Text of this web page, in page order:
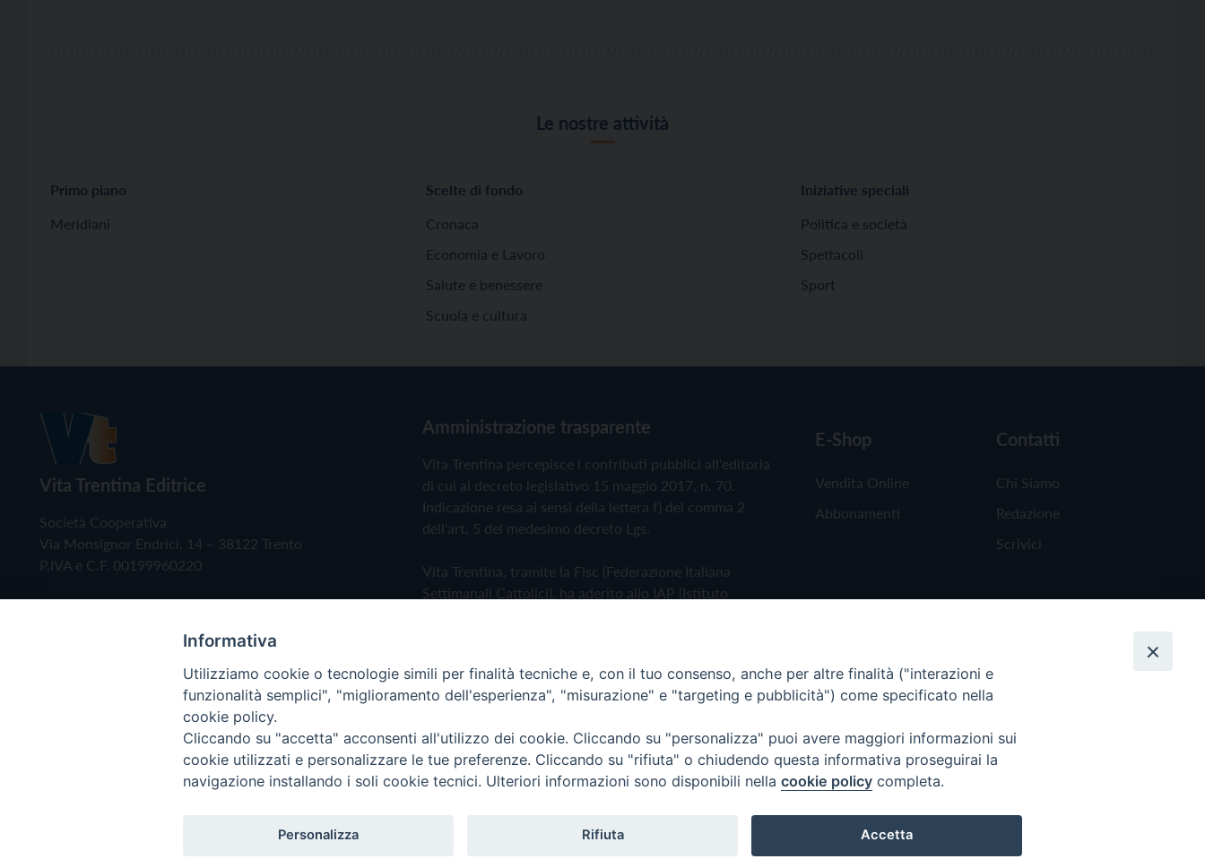
Le nostre attività
Primo piano
Meridiani
Scelte di fondo
Cronaca
Economia e Lavoro
Salute e benessere
Scuola e cultura
Iniziative speciali
Politica e società
Spettacoli
Sport
Vita Trentina Editrice
Società Cooperativa
Via Monsignor Endrici, 14 – 38122 Trento
P.IVA e C.F. 00199960220
Amministrazione trasparente
Vita Trentina percepisce i contributi pubblici all'editoria
di cui al decreto legislativo 15 maggio 2017, n. 70.
Indicazione resa ai sensi della lettera f) del comma 2
dell'art. 5 del medesimo decreto Lgs.
Vita Trentina, tramite la Fisc (Federazione Italiana
Settimanali Cattolici), ha aderito allo IAP (Istituto
Privacy Policy Cookie Policy
E-Shop
Vendita Online
Abbonamenti
Contatti
Chi Siamo
Redazione
Scrivici
Copyright © 2019 - Tutti i diritti riservati - Vita Trentina Editrice
Informativa
Utilizziamo cookie o tecnologie simili per finalità tecniche e, con il tuo consenso, anche per altre finalità ("interazioni e
funzionalità semplici", "miglioramento dell'esperienza", "misurazione" e "targeting e pubblicità") come specificato nella
cookie policy.
Cliccando su "accetta" acconsenti all'utilizzo dei cookie. Cliccando su "personalizza" puoi avere maggiori informazioni sui
cookie utilizzati e personalizzare le tue preferenze. Cliccando su "rifiuta" o chiudendo questa informativa proseguirai la
navigazione installando i soli cookie tecnici. Ulteriori informazioni sono disponibili nella cookie policy completa.
Personalizza Rifiuta Accetta